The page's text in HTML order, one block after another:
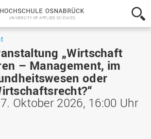
Hochschule
Osnabrück
-
of
Applied
Sciences
„Wirtschaft
– Management, im
oder
Oktober 2026, 16:00 Uhr